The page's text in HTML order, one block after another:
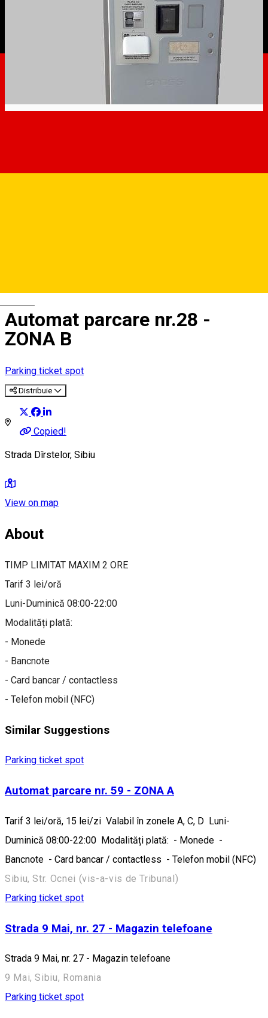
Automat parcare nr.28 -
ZONA B
Parking ticket spot
Distribuie
Copied!
Strada Dîrstelor, Sibiu
View on map
About
TIMP LIMITAT MAXIM 2 ORE
Tarif 3 lei/oră
Luni-Duminică 08:00-22:00
Modalități plată:
- Monede
- Bancnote
- Card bancar / contactless
- Telefon mobil (NFC)
Similar Suggestions
Parking ticket spot
Automat parcare nr. 59 - ZONA A
Tarif 3 lei/oră, 15 lei/zi Valabil în zonele A, C, D Luni-
Duminică 08:00-22:00 Modalități plată: - Monede -
Bancnote - Card bancar / contactless - Telefon mobil (NFC)
Sibiu, Str. Ocnei (vis-a-vis de Tribunal)
Parking ticket spot
Strada 9 Mai, nr. 27 - Magazin telefoane
Strada 9 Mai, nr. 27 - Magazin telefoane
9 Mai, Sibiu, Romania
Parking ticket spot